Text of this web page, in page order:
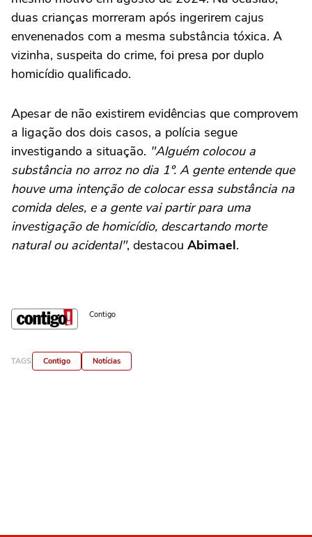
duas crianças morreram após ingerirem cajus
envenenados com a mesma substância tóxica. A
vizinha, suspeita do crime, foi presa por duplo
homicídio qualificado.
Apesar de não existirem evidências que comprovem
a ligação dos dois casos, a polícia segue
investigando a situação. "Alguém colocou a
substância no arroz no dia 1º. A gente entende que
houve uma intenção de colocar essa substância na
comida deles, e a gente vai partir para uma
investigação de homicídio, descartando morte
natural ou acidental", destacou Abimael.
Contigo
TAGS Contigo Notícias